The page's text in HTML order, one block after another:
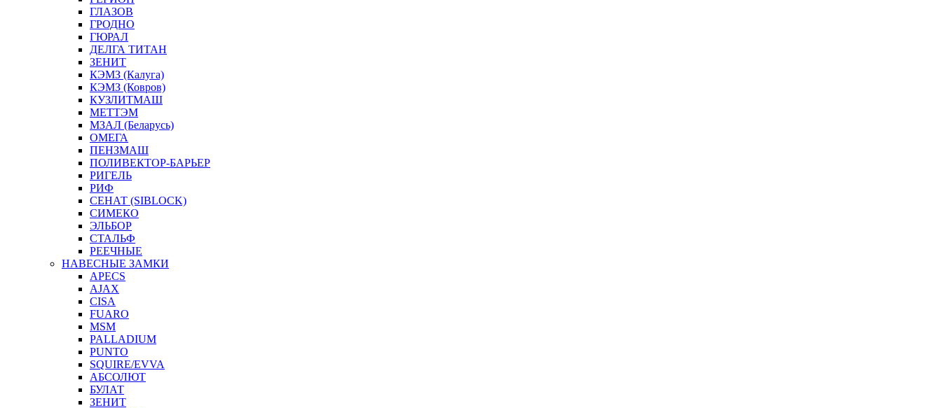
ГЛАЗОВ
ГРОДНО
ГЮРАЛ
ДЕЛГА ТИТАН
ЗЕНИТ
КЭМЗ (Калуга)
КЭМЗ (Ковров)
КУЗЛИТМАШ
МЕТТЭМ
МЗАЛ (Беларусь)
ОМЕГА
ПЕНЗМАШ
ПОЛИВЕКТОР-БАРЬЕР
РИГЕЛЬ
РИФ
СЕНАТ (SIBLOCK)
СИМЕКО
ЭЛЬБОР
СТАЛЬФ
РЕЕЧНЫЕ
НАВЕСНЫЕ ЗАМКИ
APECS
AJAX
CISA
FUARO
MSM
PALLADIUM
PUNTO
SQUIRE/EVVA
АБСОЛЮТ
БУЛАТ
ЗЕНИТ